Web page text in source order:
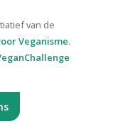
van de
Veganisme.